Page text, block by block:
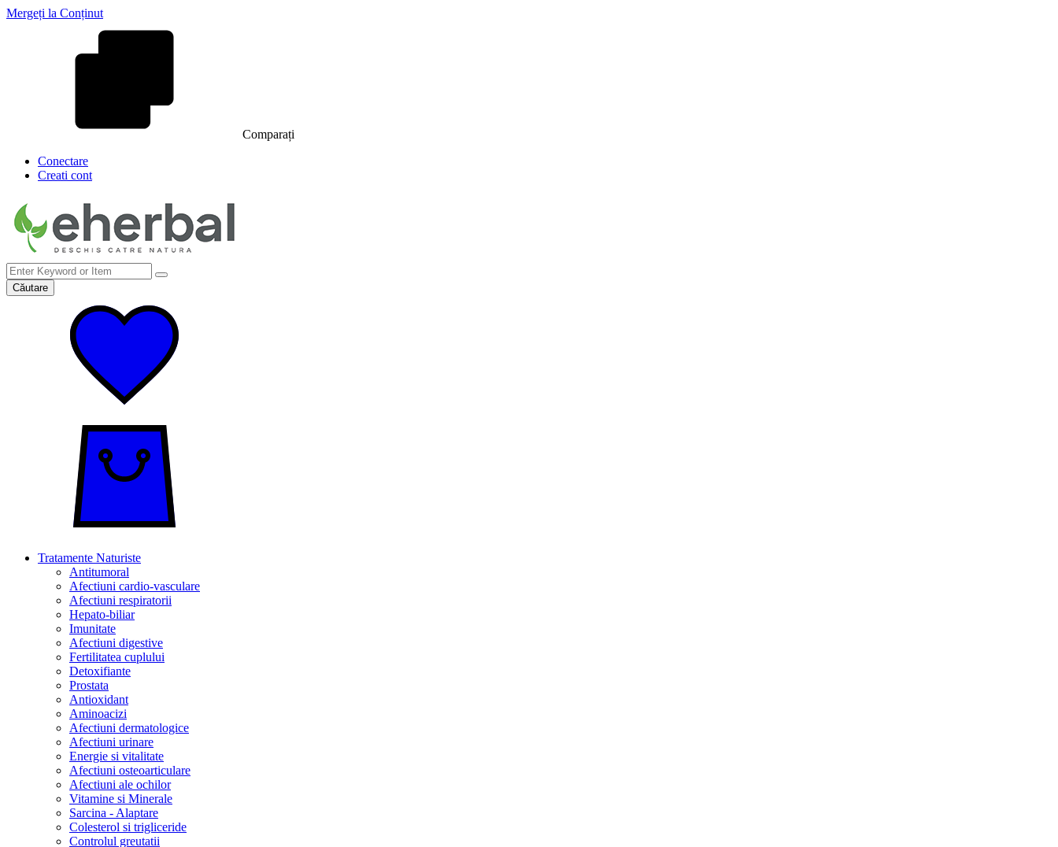
Mergeți la Conținut
Comparați
Conectare
Creati cont
Căutare
Tratamente Naturiste
Antitumoral
Afectiuni cardio-vasculare
Afectiuni respiratorii
Hepato-biliar
Imunitate
Afectiuni digestive
Fertilitatea cuplului
Detoxifiante
Prostata
Antioxidant
Aminoacizi
Afectiuni dermatologice
Afectiuni urinare
Energie si vitalitate
Afectiuni osteoarticulare
Afectiuni ale ochilor
Vitamine si Minerale
Sarcina - Alaptare
Colesterol si trigliceride
Controlul greutatii